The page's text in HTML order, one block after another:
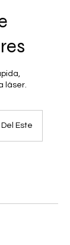
láser.
Este